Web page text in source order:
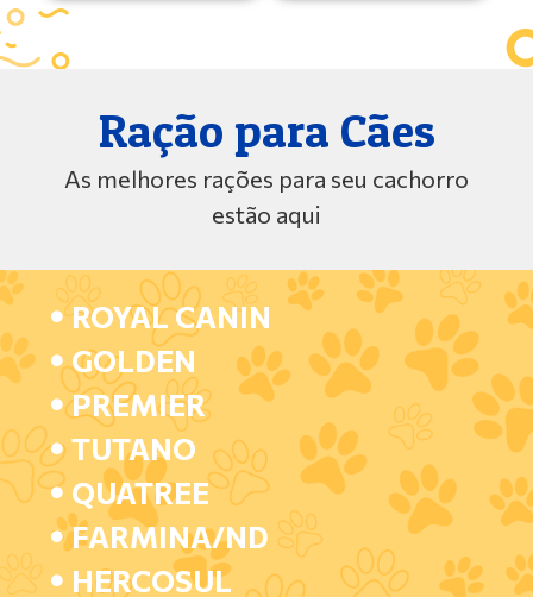
Ração para Cães
As melhores rações para seu cachorro
estão aqui
ROYAL CANIN
GOLDEN
PREMIER
TUTANO
QUATREE
FARMINA/ND
HERCOSUL